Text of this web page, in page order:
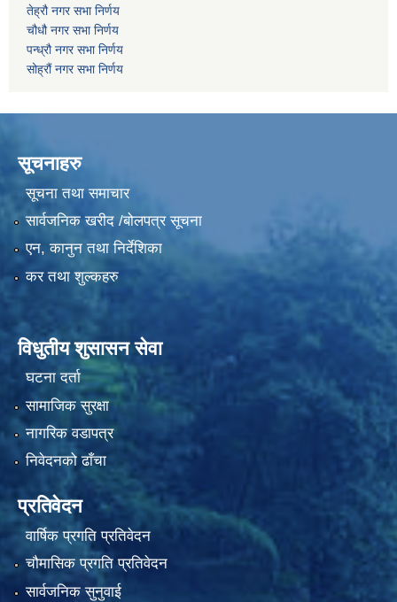
तेह्रौ नगर सभा निर्णय
चौधौ नगर सभा निर्णय
पन्ध्रौ नगर सभा निर्णय
सोह्रौं नगर सभा निर्णय
सूचनाहरु
सूचना तथा समाचार
सार्वजनिक खरीद /बोलपत्र सूचना
एन, कानुन तथा निर्देशिका
कर तथा शुल्कहरु
विधुतीय शुसासन सेवा
घटना दर्ता
सामाजिक सुरक्षा
नागरिक वडापत्र
निवेदनको ढाँचा
प्रतिवेदन
वार्षिक प्रगति प्रतिवेदन
चौमासिक प्रगति प्रतिवेदन
सार्वजनिक सुनुवाई